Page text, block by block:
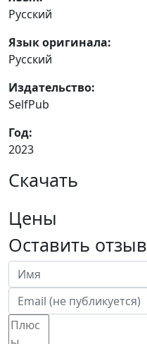
Русский
Язык оригинала:
Русский
Издательство:
SelfPub
Год:
2023
Скачать
Цены
Оставить отзыв